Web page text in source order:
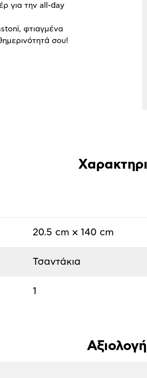
για την all-day
φτιαγμένα
σου!
20.5 cm x 140 cm
Τσαντάκια
1